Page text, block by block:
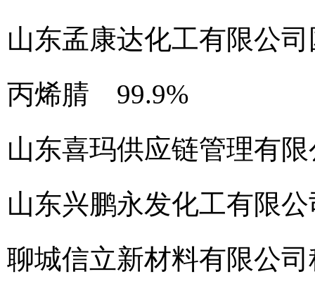
山东孟康达化工有限公司
丙烯腈 99.9%
山东喜玛供应链管理有
山东兴鹏永发化工有限公
聊城信立新材料有限公司